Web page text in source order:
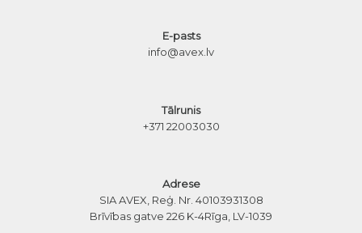
E-pasts
info@avex.lv
Tālrunis
+371 22003030
Adrese
SIA AVEX, Reģ. Nr. 40103931308
Brīvības gatve 226 K-4Rīga, LV-1039